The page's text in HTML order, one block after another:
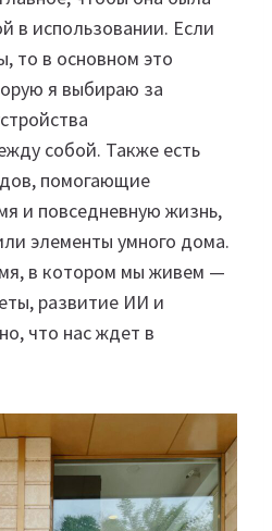
в использовании. Если
то в основном это
я выбираю за
собой. Также есть
помогающие
и повседневную жизнь,
элементы умного дома.
в котором мы живем —
развитие ИИ и
что нас ждет в